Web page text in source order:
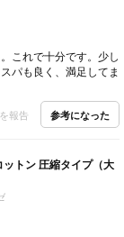
これで十分です。少し
パも良く、満足してま
報告 参考になった
ットン 圧縮タイプ（大